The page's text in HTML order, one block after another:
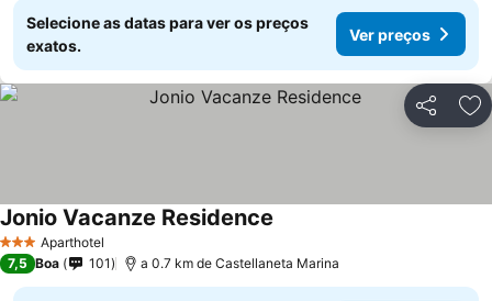
Selecione as datas para ver os preços
exatos.
Ver preços
Partilhar
3 EstrelasAparthotel
Jonio Vacanze Residence
7,5 Boa 101 a 0.7 km de Castellaneta Marina